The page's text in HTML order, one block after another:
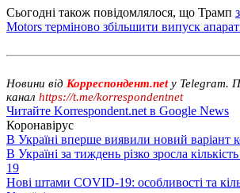
Сьогодні також повідомлялося, що Трамп
Motors терміново збільшити випуск
Новини від Корреспондент.netу Telegram.
канал https://t.me/korrespondentnet
Читайте Korrespondent.net в Google News
Коронавірус
В Україні вперше виявили новий варіант
В Україні за тиждень різко зросла
19
Нові штами COVID-19: особливості та